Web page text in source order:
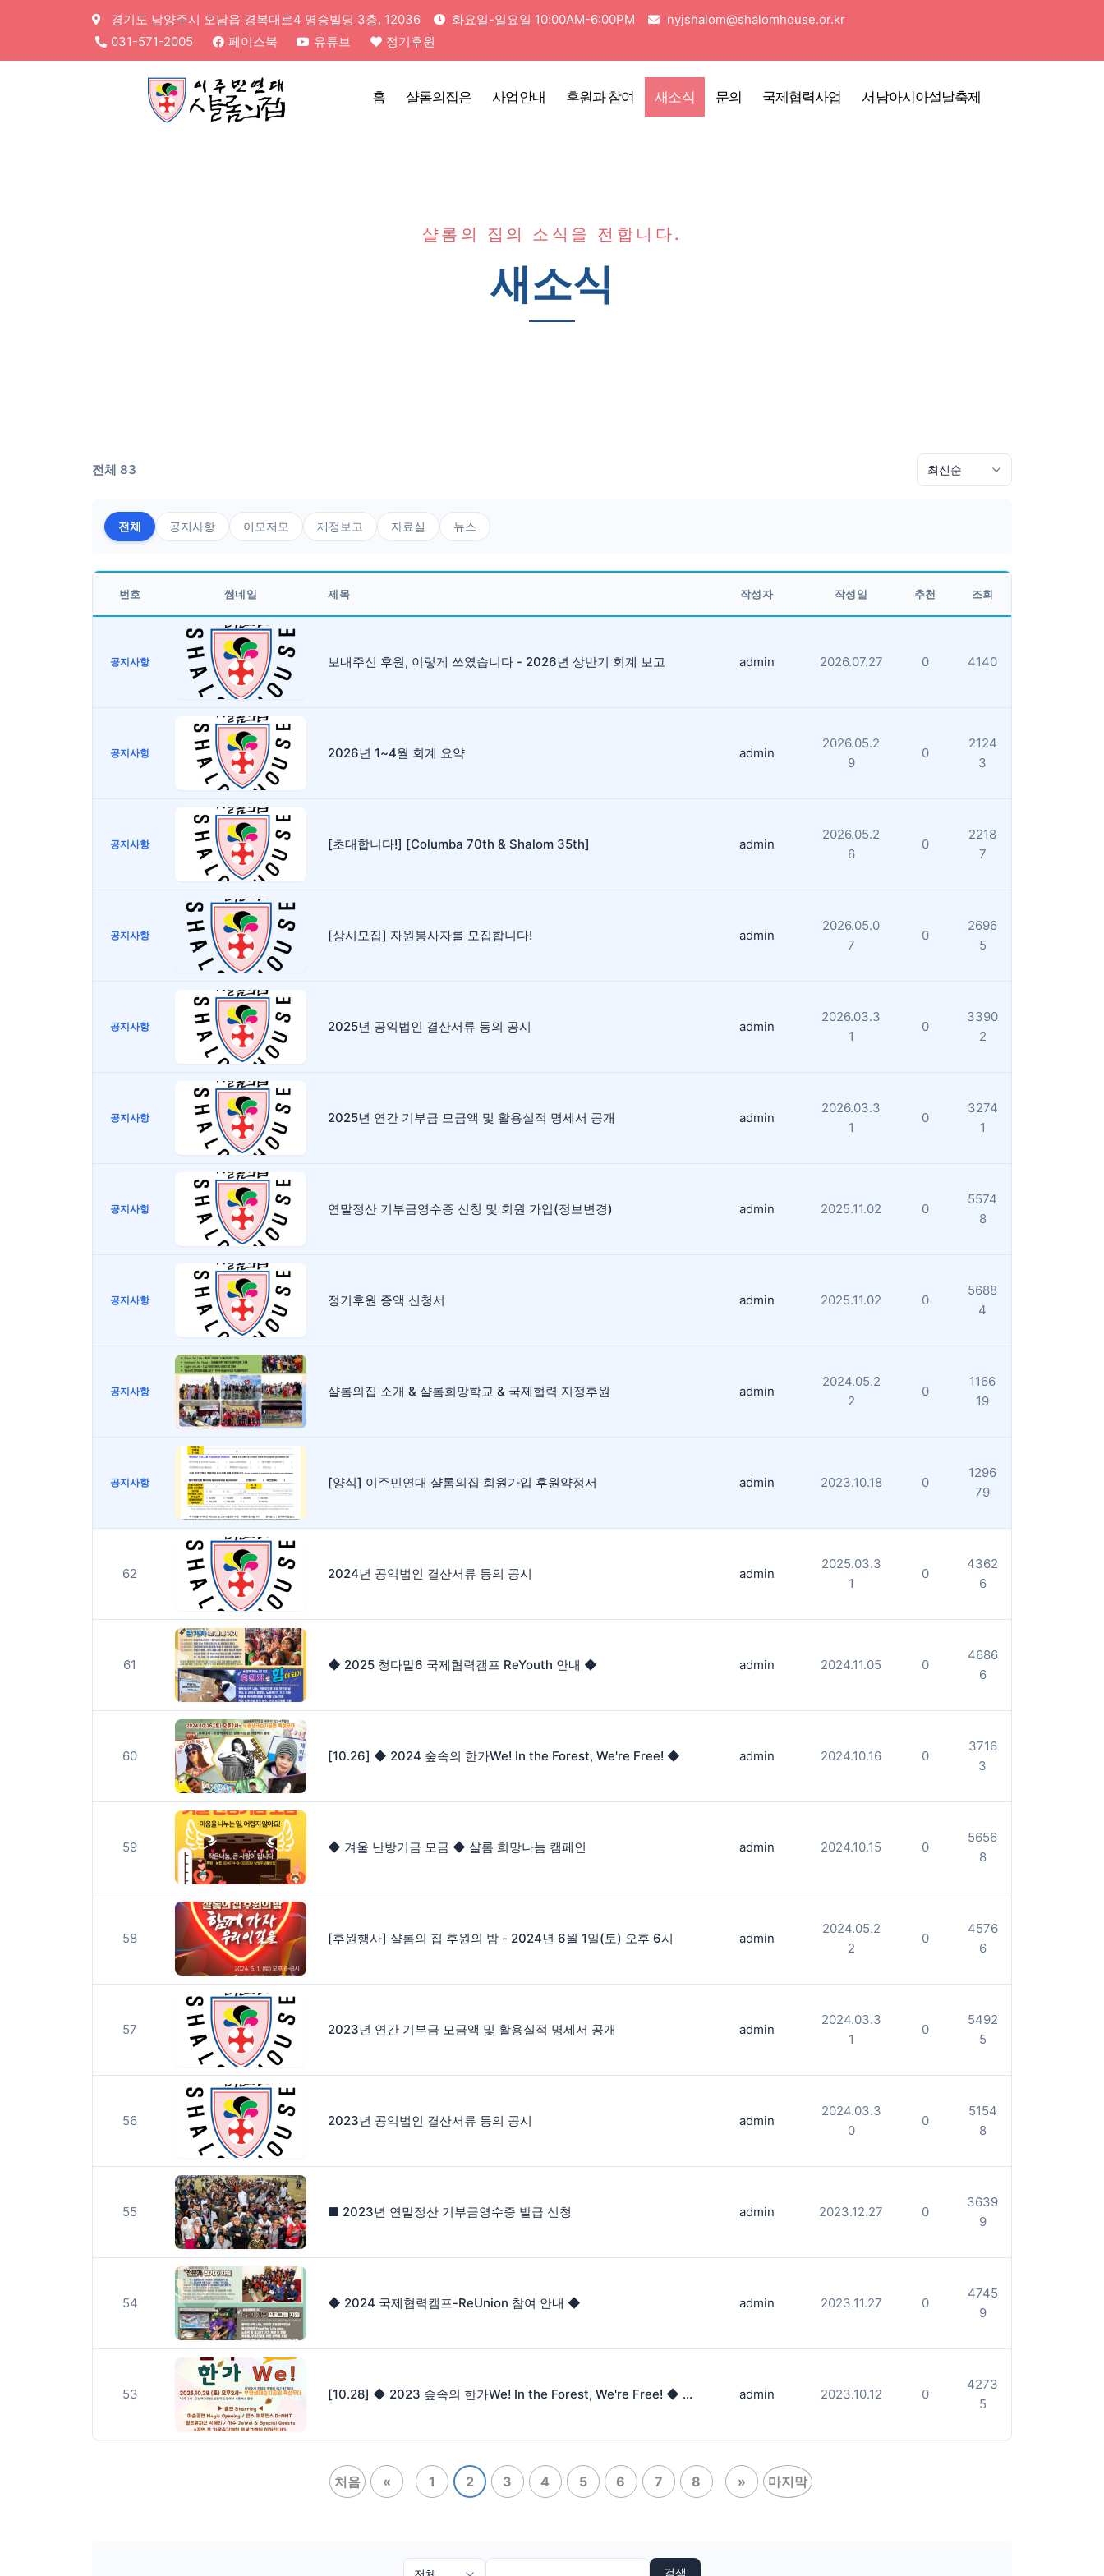
경기도 남양주시 오남읍 경복대로4 명승빌딩 3층, 12036 화요일-일요일 10:00AM-6:00PM
nyjshalom@shalomhouse.or.kr
031-571-2005
페이스북 유튜브 정기후원
홈 샬롬의집은 사업안내 후원과 참여 새소식 문의 국제협력사업 서남아시아설날축제
샬롬의 집의 소식을 전합니다.
새소식
전체 83
전체 공지사항 이모저모 재정보고 자료실 뉴스
번호 썸네일 제목 작성자 작성일 추천 조회
공지사항 보내주신 후원, 이렇게 쓰였습니다 - 2026년 상반기 회계 보고 admin 2026.07.27 0 4140
공지사항 2026년 1~4월 회계 요약 admin
2026.05.2
9
0
2124
3
공지사항 [초대합니다!] [Columba 70th & Shalom 35th] admin
2026.05.2
6
0
2218
7
공지사항 [상시모집] 자원봉사자를 모집합니다! admin
2026.05.0
7
0
2696
5
공지사항 2025년 공익법인 결산서류 등의 공시 admin
2026.03.3
1
0
3390
2
공지사항 2025년 연간 기부금 모금액 및 활용실적 명세서 공개 admin
2026.03.3
1
0
3274
1
공지사항 연말정산 기부금영수증 신청 및 회원 가입(정보변경) admin 2025.11.02 0
5574
8
공지사항 정기후원 증액 신청서 admin 2025.11.02 0
5688
4
공지사항 샬롬의집 소개 & 샬롬희망학교 & 국제협력 지정후원 admin
2024.05.2
2
0
1166
19
공지사항 [양식] 이주민연대 샬롬의집 회원가입 후원약정서 admin 2023.10.18 0
1296
79
62 2024년 공익법인 결산서류 등의 공시 admin
2025.03.3
1
0
4362
6
61 ◆ 2025 청다말6 국제협력캠프 ReYouth 안내 ◆ admin 2024.11.05 0
4686
6
60 [10.26] ◆ 2024 숲속의 한가We! In the Forest, We're Free! ◆ admin 2024.10.16 0
3716
3
59 ◆ 겨울 난방기금 모금 ◆ 샬롬 희망나눔 캠페인 admin 2024.10.15 0
5656
8
58 [후원행사] 샬롬의 집 후원의 밤 - 2024년 6월 1일(토) 오후 6시 admin
2024.05.2
2
0
4576
6
57 2023년 연간 기부금 모금액 및 활용실적 명세서 공개 admin
2024.03.3
1
0
5492
5
56 2023년 공익법인 결산서류 등의 공시 admin
2024.03.3
0
0
5154
8
55 ■ 2023년 연말정산 기부금영수증 발급 신청 admin 2023.12.27 0
3639
9
54 ◆ 2024 국제협력캠프-ReUnion 참여 안내 ◆ admin 2023.11.27 0
4745
9
53 [10.28] ◆ 2023 숲속의 한가We! In the Forest, We're Free! ◆ 참가 안내 admin 2023.10.12 0
4273
5
처음 « 1 2 3 4 5 6 7 8 » 마지막
검색